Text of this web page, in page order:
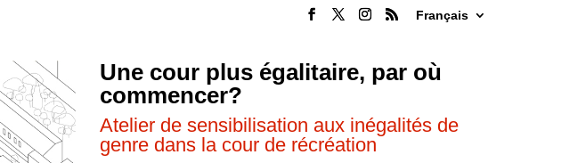
Français
Une cour plus égalitaire, par où
commencer?
Atelier de sensibilisation aux inégalités de
genre dans la cour de récréation